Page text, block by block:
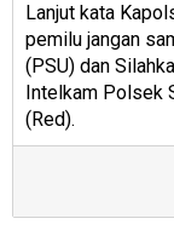
Lanjut kata
pemilu jangan
(PSU) dan
Intelkam Polsek
(Red).